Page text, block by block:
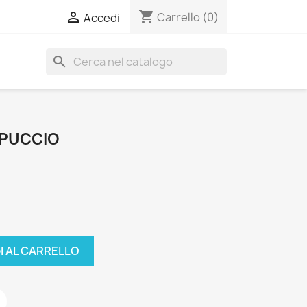
 Accedi shopping_cart Carrello (0)
search
AL CARRELLO